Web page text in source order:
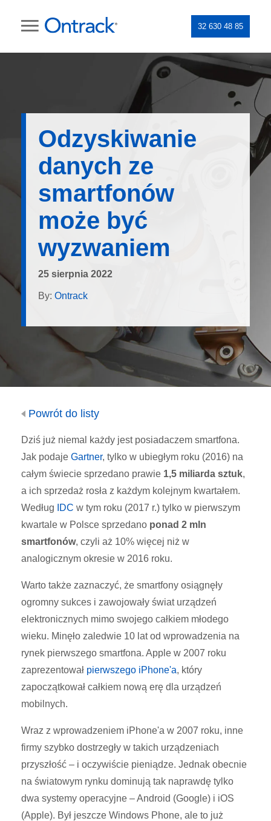
32 630 48 85
Odzyskiwanie
danych ze
smartfonów
może być
wyzwaniem
25 sierpnia 2022
By: Ontrack
Powrót do listy
Dziś już niemal każdy jest posiadaczem smartfona.
Jak podaje Gartner, tylko w ubiegłym roku (2016) na
całym świecie sprzedano prawie 1,5 miliarda sztuk,
a ich sprzedaż rosła z każdym kolejnym kwartałem.
Według
IDC w tym roku (2017 r.) tylko w pierwszym
kwartale w Polsce sprzedano ponad 2 mln
smartfonów, czyli aż 10% więcej niż w
analogicznym okresie w 2016 roku.
Warto także zaznaczyć, że smartfony osiągnęły
ogromny sukces i zawojowały świat urządzeń
elektronicznych mimo swojego całkiem młodego
wieku. Minęło zaledwie 10 lat od wprowadzenia na
rynek pierwszego smartfona. Apple w 2007 roku
zaprezentował pierwszego iPhone'a, który
zapoczątkował całkiem nową erę dla urządzeń
mobilnych.
Wraz z wprowadzeniem iPhone'a w 2007 roku, inne
firmy szybko dostrzegły w takich urządzeniach
przyszłość – i oczywiście pieniądze. Jednak obecnie
na światowym rynku dominują tak naprawdę tylko
dwa systemy operacyjne – Android (Google) i iOS
(Apple). Był jeszcze Windows Phone, ale to już